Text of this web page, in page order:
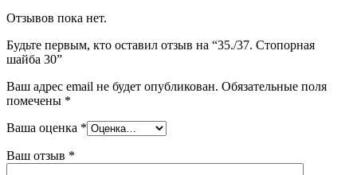
Отзывов пока нет.
Будьте первым, кто оставил отзыв на “35./37. Стопорная
шайба 30”
Ваш адрес email не будет опубликован. Обязательные поля
помечены *
Ваша оценка *
Ваш отзыв *